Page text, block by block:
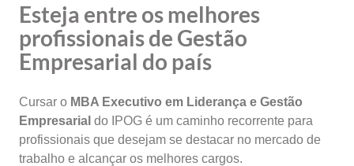
Esteja entre os melhores
profissionais de Gestão
Empresarial do país
Cursar o MBA Executivo em Liderança e Gestão
Empresarial do IPOG é um caminho recorrente para
profissionais que desejam se destacar no mercado de
trabalho e alcançar os melhores cargos.